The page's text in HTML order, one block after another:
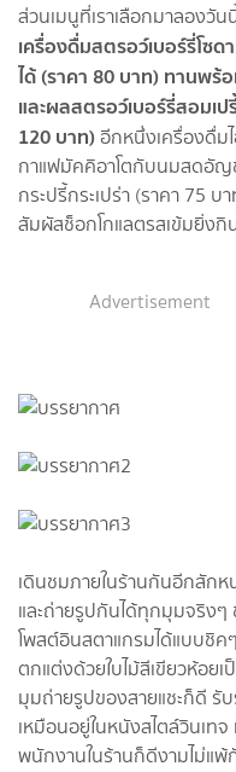
ส่วนเมนูที่เราเลือกมาลองวั
เครื่องดื่มสตรอว์เบอร์รี่โซ
ได้ (ราคา 80 บาท) ทานพ
และผลสตรอว์เบอร์รี่สอมเ
120 บาท)อีกหนึ่งเครื่องดื่ม
กาแฟมัคคิอาโตกับนมสดอัญ
กระปรี้กระเปร่า (ราคา 75
สัมผัสช็อกโกแลตรสเข้มยิ่งกิ
Advertisement
เดินชมภายในร้านกันอีกสักห
และถ่ายรูปกันได้ทุกมุมจริง
โพสต์อินสตาแกรมได้แบบชิ
ตกแต่งด้วยใบไม้สีเขียวห้อย
มุมถ่ายรูปของสายแชะก็ดี รั
เหมือนอยู่ในหนังสไตล์วินเท
พนักงานในร้านก็ดีงามไม่แพ้